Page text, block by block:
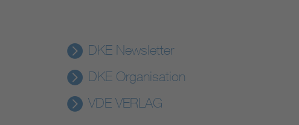
DKE Newsletter
DKE Organisation
VDE VERLAG